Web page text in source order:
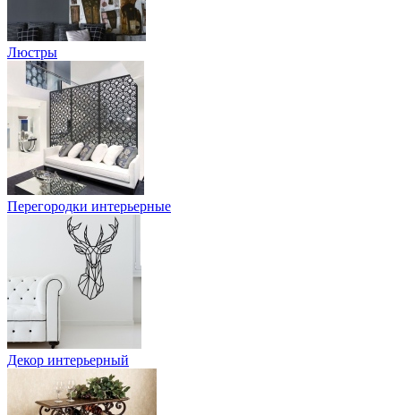
Люстры
Перегородки интерьерные
Декор интерьерный